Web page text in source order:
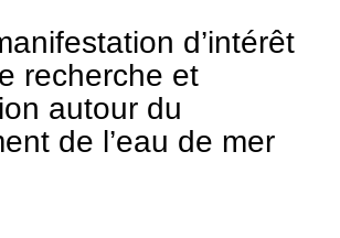
d’intérêt
recherche et
autour du
de l’eau de mer